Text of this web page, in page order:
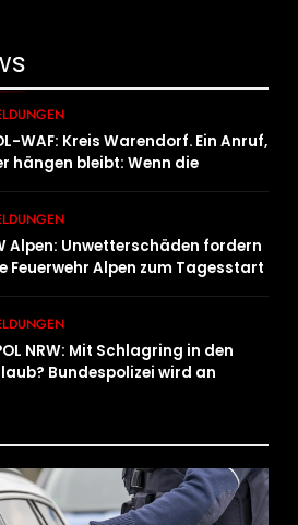
WAF: Kreis Warendorf. Ein Anruf,
hängen bleibt: Wenn die
Alpen: Unwetterschäden fordern
Feuerwehr Alpen zum Tagesstart
NRW: Mit Schlagring in den
Bundespolizei wird an